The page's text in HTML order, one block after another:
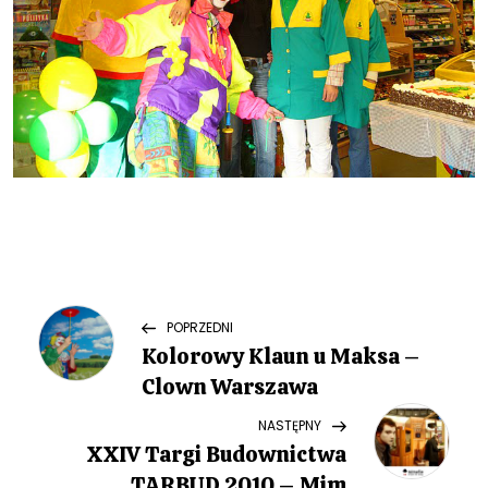
N
a
Previous
Post
POPRZEDNI
Kolorowy Klaun u Maksa –
Clown Warszawa
Post
NASTĘPNY
XXIV Targi Budownictwa